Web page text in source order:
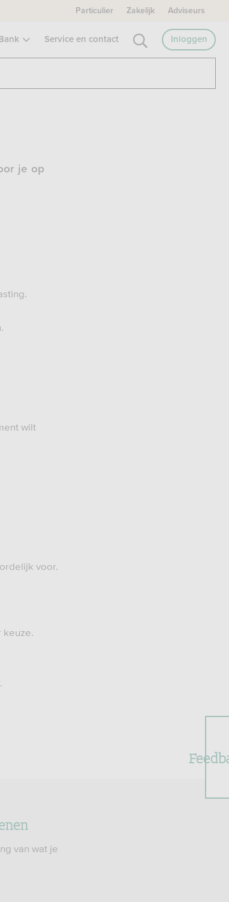
Particulier Zakelijk Adviseurs
Service en contact Inloggen
je op
wilt
voor.
keuze.
van wat je